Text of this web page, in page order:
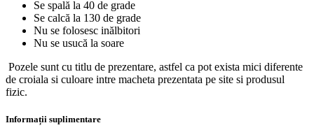
Se spală la 40 de grade
Se calcă la 130 de grade
Nu se folosesc inălbitori
Nu se usucă la soare
Pozele sunt cu titlu de prezentare, astfel ca pot exista mici diferente
de croiala si culoare intre macheta prezentata pe site si produsul
fizic.
Informații suplimentare